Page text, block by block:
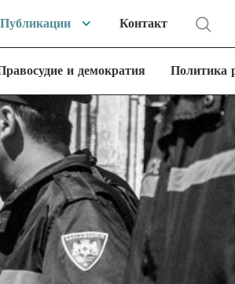
Публикации Контакт
и демократия Политика